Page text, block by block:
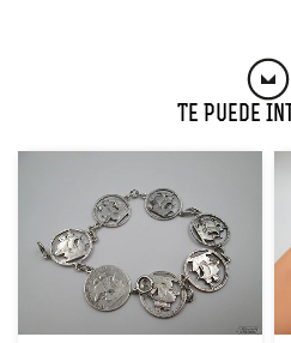
Te Puede